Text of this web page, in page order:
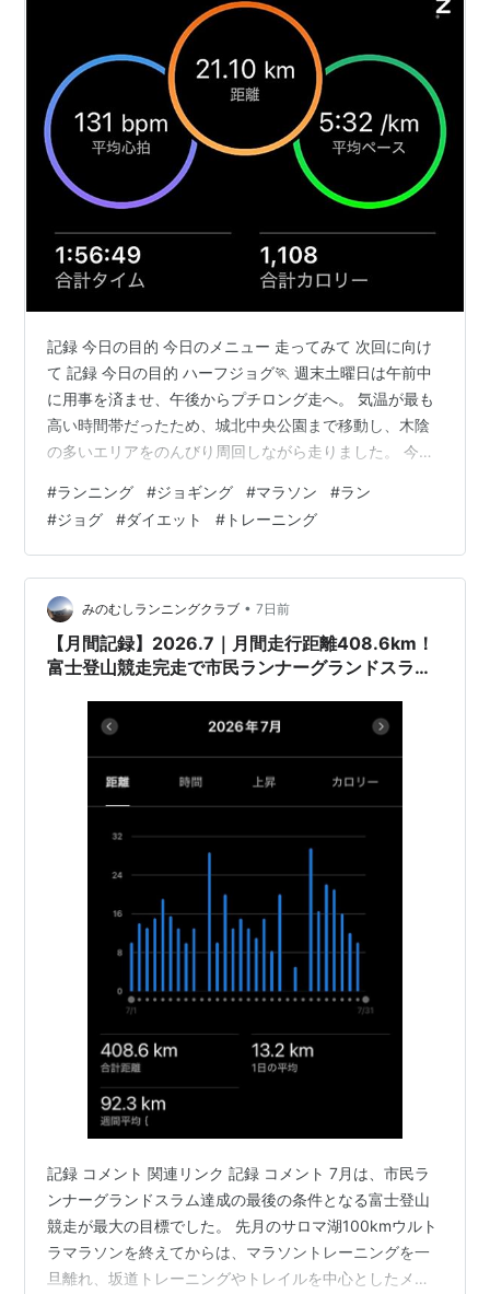
記録 今日の目的 今日のメニュー 走ってみて 次回に向け
て 記録 今日の目的 ハーフジョグ🏃 週末土曜日は午前中
に用事を済ませ、午後からプチロング走へ。 気温が最も
高い時間帯だったため、城北中央公園まで移動し、木陰
の多いエリアをのんびり周回しながら走りました。 今日
コース：城北中央公園 走ってみて 前日は仕事終わりに飲
み会🍻 そのため一日ランオフにしましたが、1週間の疲れ
が取り切れておらず、走り始めから身体の重さを感じる
スタートとなりました。 無理にペースを上げることはせ
ず、休日の公園の賑わいや緑の景色を楽しみながら、終
始リラックスし…
#ランニング #ジョギング #マラソン #ラン
#ジョグ #ダイエット # トレーニング
みのむしランニングクラブ • 7日前
【月間記録】2026.7｜月間走行距離408.6km！
富士登山競走完走で市民ランナーグランドスラム
記録 コメント 関連リンク 記録 コメント 7月は、市民ラ
ンナーグランドスラム達成の最後の条件となる富士登山
競走が最大の目標でした。 先月のサロマ湖100kmウルト
ラマラソンを終えてからは、マラソントレーニングを一
旦離れ、坂道トレーニングやトレイルを中心としたメニ